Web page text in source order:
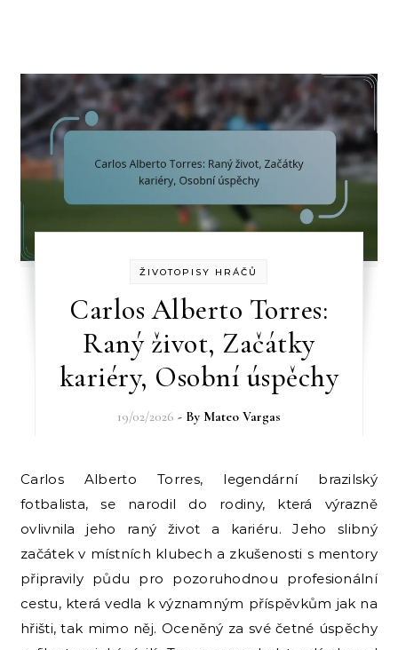
ŽIVOTOPISY HRÁČŮ
Carlos Alberto Torres:
Raný život, Začátky
kariéry, Osobní úspěchy
19/02/2026 - By Mateo Vargas
Carlos Alberto Torres, legendární brazilský
fotbalista, se narodil do rodiny, která výrazně
ovlivnila jeho raný život a kariéru. Jeho slibný
začátek v místních klubech a zkušenosti s mentory
připravily půdu pro pozoruhodnou profesionální
cestu, která vedla k významným příspěvkům jak na
hřišti, tak mimo něj. Oceněný za své četné úspěchy